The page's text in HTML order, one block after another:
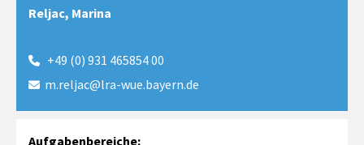
Reljac, Marina
 +49 (0) 931 465854 00
 m.reljac@lra-wue.bayern.de
Aufgabenbereiche: